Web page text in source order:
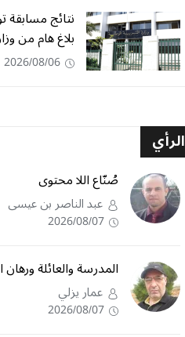
نتائج مسابقة
بلاغ هام من
2026/08/06
الرأي
صُنّاع اللا محتوى
عبد الناصر بن عيسى
2026/08/07
المدرسة والعائلة ورهان
عمار يزلي
2026/08/07